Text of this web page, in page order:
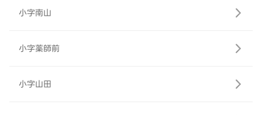
小字南山
小字薬師前
小字山田